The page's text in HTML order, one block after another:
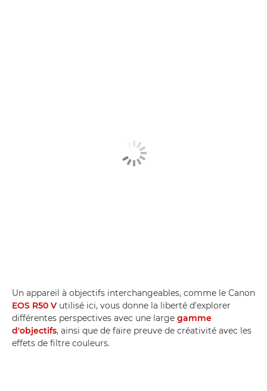
Un appareil à objectifs interchangeables, comme le Canon
EOS R50 V utilisé ici, vous donne la liberté d'explorer
différentes perspectives avec une large gamme
d'objectifs, ainsi que de faire preuve de créativité avec les
effets de filtre couleurs.